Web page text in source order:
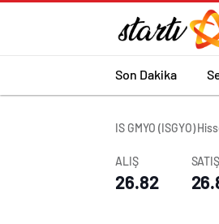
Son Dakika
IS GMYO (ISGYO)
ALIŞ
26.82
SATIŞ